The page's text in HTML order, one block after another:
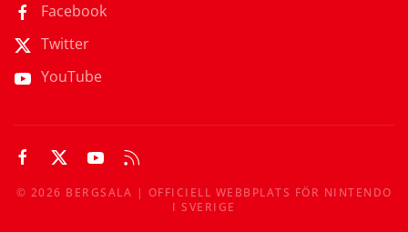
Facebook
Twitter
YouTube
© 2026 BERGSALA | OFFICIELL WEBBPLATS FÖR NINTENDO
I SVERIGE